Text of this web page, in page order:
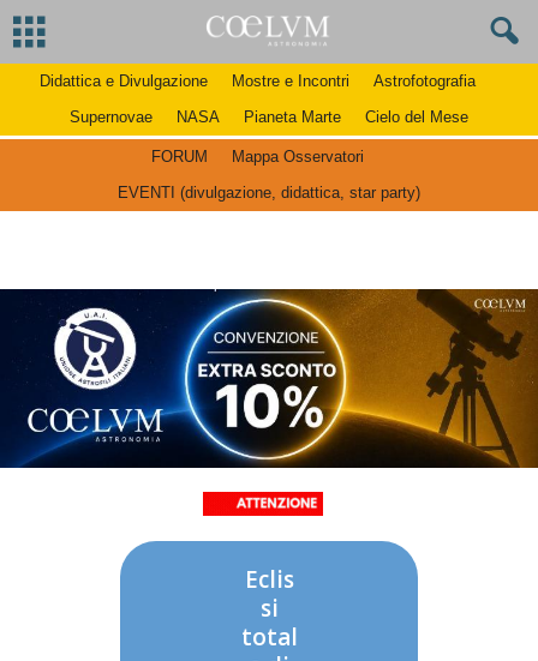
Didattica e Divulgazione Mostre e Incontri
Astrofotografia
Supernovae
NASA Pianeta Marte Cielo del Mese
FORUM
Mappa Osservatori
EVENTI (divulgazione, didattica, star party)
Eclis
si
total